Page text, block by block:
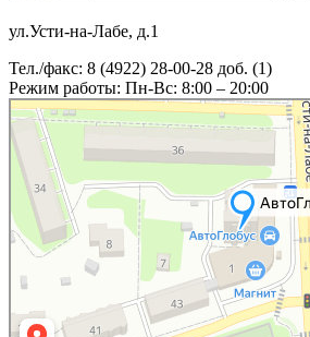
ул.Усти-на-Лабе, д.1
Тел./факс: 8 (4922) 28-00-28 доб. (1)
Режим работы: Пн-Вс: 8:00 – 20:00